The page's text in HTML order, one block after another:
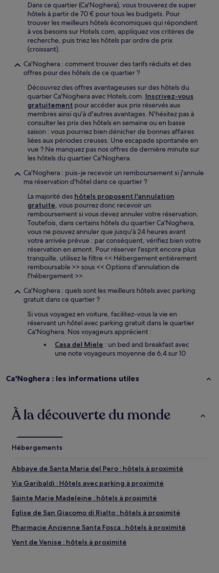
Dans ce quartier (Ca'Noghera), vous trouverez de super
hôtels à partir de 70 € pour tous les budgets. Pour
trouver les meilleurs hôtels économiques qui répondent
à vos besoins sur Hotels.com, appliquez vos critères de
recherche, puis triez les hôtels par ordre de prix
(croissant).
Ca'Noghera : comment trouver des tarifs réduits et des
offres pour des hôtels de ce quartier ?
Découvrez des offres avantageuses sur des hôtels du
quartier Ca'Noghera avec Hotels.com. Inscrivez-vous
gratuitement pour accéder aux prix réservés aux
membres ainsi qu'à d'autres avantages. N'hésitez pas à
consulter les prix des hôtels en semaine ou en basse
saison : vous pourriez bien dénicher de bonnes affaires
liées aux périodes creuses. Une escapade spontanée en
vue ? Ne manquez pas nos offres de dernière minute sur
les hôtels du quartier Ca'Noghera.
Ca'Noghera : puis-je recevoir un remboursement si j'annule
ma réservation d'hôtel dans ce quartier ?
La majorité des hôtels proposent l'annulation
gratuite, vous pourrez donc recevoir un
remboursement si vous devez annuler votre réservation.
Toutefois, dans certains hôtels du quartier Ca'Noghera,
vous ne pouvez annuler que jusqu'à 24 heures avant
votre arrivée prévue : par conséquent, vérifiez bien votre
réservation en amont. Pour réserver l'esprit encore plus
tranquille, utilisez le filtre << Hébergement entièrement
remboursable >> sous << Options d'annulation de
l'hébergement >>.
Ca'Noghera : quels sont les meilleurs hôtels avec parking
gratuit dans ce quartier ?
Si vous voyagez en voiture, facilitez-vous la vie en
réservant un hôtel avec parking gratuit dans le quartier
Ca'Noghera. Nos voyageurs apprécient :
Casa del Miele : un bed and breakfast avec
une note voyageurs moyenne de 6,4 sur 10
Ca'Noghera : les informations utiles
À la découverte du monde
Hébergements
Abbaye de Santa Maria del Pero : hôtels à proximité
Via Garibaldi : Hôtels avec parking à proximité
Sainte Marie Madeleine : hôtels à proximité
Église de San Giacomo di Rialto : hôtels à proximité
Pharmacie Ancienne Santa Fosca : hôtels à proximité
Vent de Venise : hôtels à proximité